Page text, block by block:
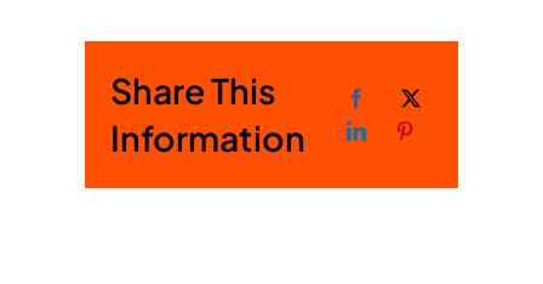
Share This
Information